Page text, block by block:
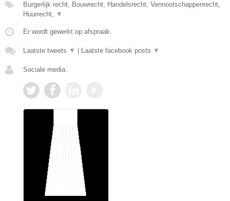
Burgerlijk recht, Bouwrecht, Handelsrecht, Vennootschappenrecht,
Huurrecht, ▼
Er wordt gewerkt op afspraak.
Laatste tweets ▼ Laatste facebook posts ▼
Sociale media: